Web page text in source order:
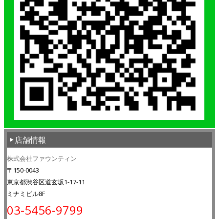
店舗情報
株式会社ファウンティン
〒150-0043
東京都渋谷区道玄坂1-17-11
ミナミビル8F
03-5456-9799